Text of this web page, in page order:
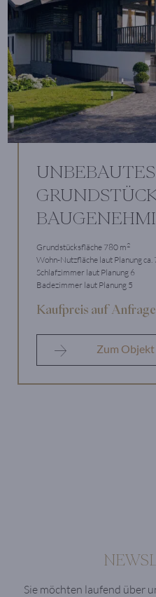
UNBEBAUTES
Grundstücksfläche 780 m2
Wohn-Nutzfläche laut Planung ca.
Schlafzimmer laut Planung 6
Badezimmer laut Planung 5
Kaufpreis auf Anfrage
Zum Objekt
Sie möchten laufend über